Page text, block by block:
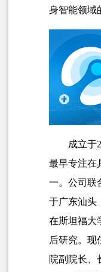
身智能领域
成立于
最早专注在
一。公司联
于广东汕头
在斯坦福大
后研究。现
院副院长、